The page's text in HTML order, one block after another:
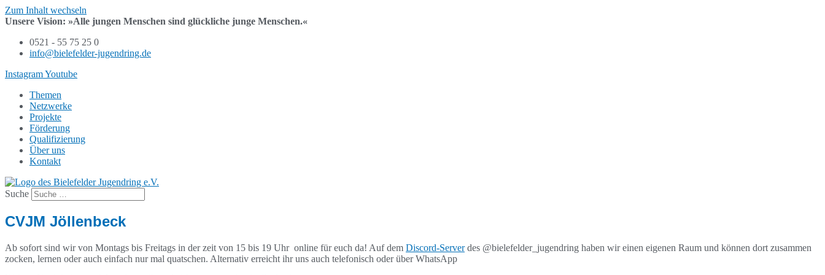
Zum Inhalt wechseln
Unsere Vision: »Alle jungen Menschen sind glückliche junge Menschen.«
0521 - 55 75 25 0
info@bielefelder-jugendring.de
InstagramYoutube
Themen
Netzwerke
Projekte
Förderung
Qualifizierung
Über uns
Kontakt
Suche
CVJM Jöllenbeck
Ab sofort sind wir von Montags bis Freitags in der zeit von 15 bis 19 Uhr online für euch da! Auf dem Discord-Serverdes @bielefelder_jugendring haben wir einen eigenen Raum und können dort zusammen
zocken, lernen oder auch einfach nur mal quatschen. Alternativ erreicht ihr uns auch telefonisch oder über WhatsApp